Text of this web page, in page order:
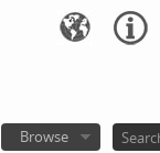
Browse